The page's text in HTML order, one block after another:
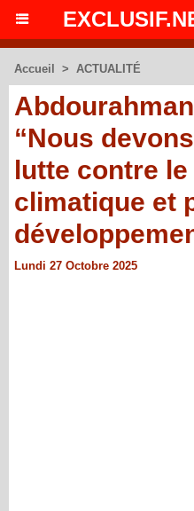
Accueil > ACTUALITÉ
“Nous
lutte contre
climatique et
Lundi 27 Octobre 2025